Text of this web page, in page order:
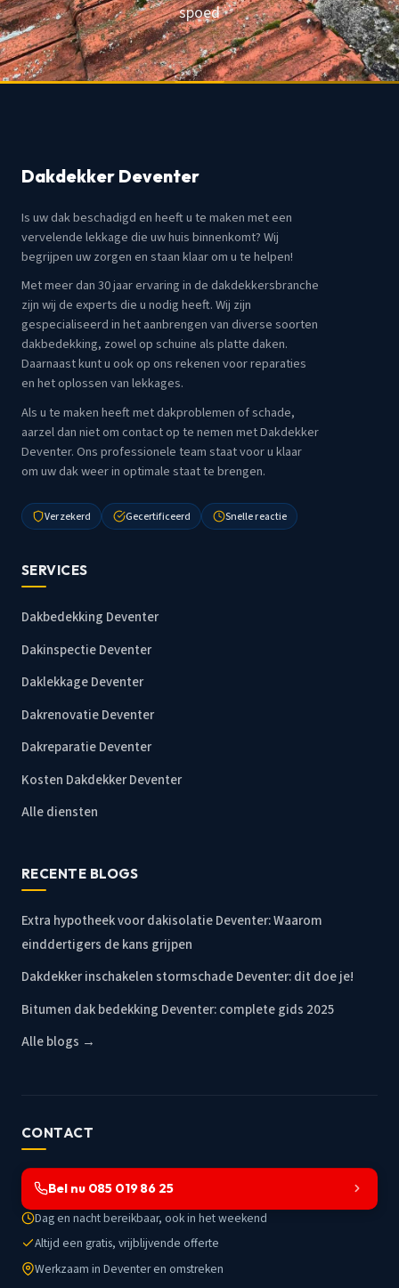
spoed
Dakdekker Deventer
Is uw dak beschadigd en heeft u te maken met een
vervelende lekkage die uw huis binnenkomt? Wij
begrijpen uw zorgen en staan klaar om u te helpen!
Met meer dan 30 jaar ervaring in de dakdekkersbranche
zijn wij de experts die u nodig heeft. Wij zijn
gespecialiseerd in het aanbrengen van diverse soorten
dakbedekking, zowel op schuine als platte daken.
Daarnaast kunt u ook op ons rekenen voor reparaties
en het oplossen van lekkages.
Als u te maken heeft met dakproblemen of schade,
aarzel dan niet om contact op te nemen met Dakdekker
Deventer. Ons professionele team staat voor u klaar
om uw dak weer in optimale staat te brengen.
Verzekerd Gecertificeerd Snelle reactie
SERVICES
Dakbedekking Deventer
Dakinspectie Deventer
Daklekkage Deventer
Dakrenovatie Deventer
Dakreparatie Deventer
Kosten Dakdekker Deventer
Alle diensten
RECENTE BLOGS
Extra hypotheek voor dakisolatie Deventer: Waarom
einddertigers de kans grijpen
Dakdekker inschakelen stormschade Deventer: dit doe je!
Bitumen dak bedekking Deventer: complete gids 2025
Alle blogs →
CONTACT
Bel nu 085 019 86 25
Dag en nacht bereikbaar, ook in het weekend
Altijd een gratis, vrijblijvende offerte
Werkzaam in Deventer en omstreken